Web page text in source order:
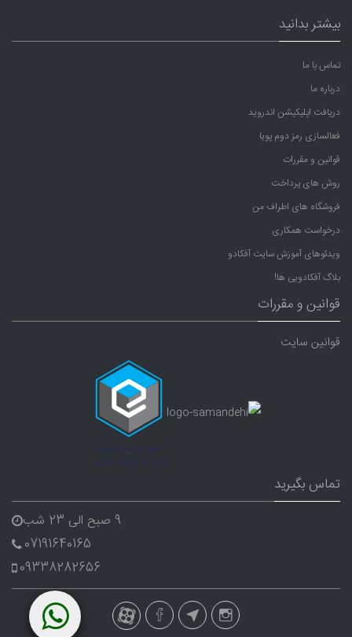
بیشتر بدانید
تماس با ما
درباره ما
دریافت اپلیکیشن اندروید
فعالسازی رمز دوم پویا
قوانین و مقررات
روش های پرداخت
فروشگاه های اطراف من
درخواست همکاری
ویدئوهای آموزش سایت آفکادو
بلاگ آفکادویی ها!
قوانین و مقررات
قوانین سایت
تماس بگیرید
9 صبح الی 23 شب
07191640165
09338282656